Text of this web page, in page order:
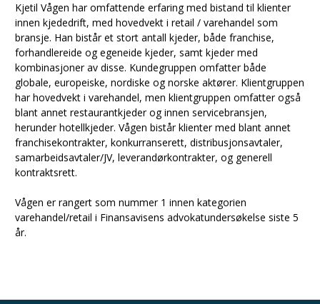
Kjetil Vågen har omfattende erfaring med bistand til klienter
innen kjededrift, med hovedvekt i retail / varehandel som
bransje. Han bistår et stort antall kjeder, både franchise,
forhandlereide og egeneide kjeder, samt kjeder med
kombinasjoner av disse. Kundegruppen omfatter både
globale, europeiske, nordiske og norske aktører. Klientgruppen
har hovedvekt i varehandel, men klientgruppen omfatter også
blant annet restaurantkjeder og innen servicebransjen,
herunder hotellkjeder. Vågen bistår klienter med blant annet
franchisekontrakter, konkurranserett, distribusjonsavtaler,
samarbeidsavtaler/JV, leverandørkontrakter, og generell
kontraktsrett.
Vågen er rangert som nummer 1 innen kategorien
varehandel/retail i Finansavisens advokatundersøkelse siste 5
år.